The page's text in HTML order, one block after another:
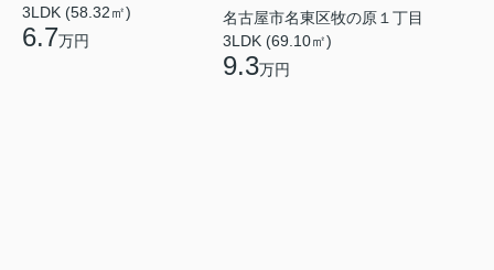
3LDK (58.32㎡)
6.7万円
名古屋市名東区牧の原１丁目
3LDK (69.10㎡)
9.3万円